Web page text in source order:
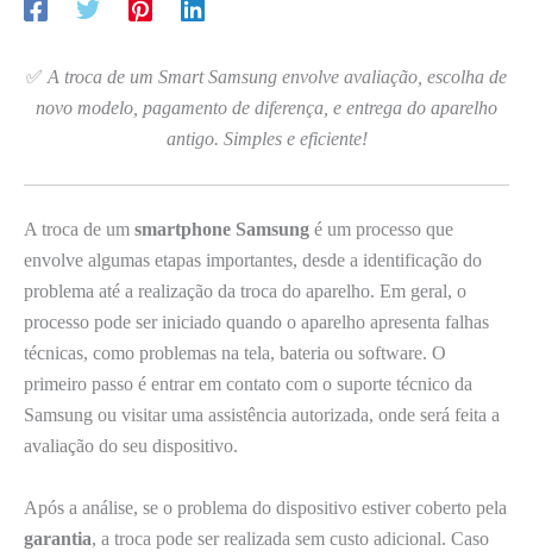
✅ A troca de um Smart Samsung envolve avaliação, escolha de
novo modelo, pagamento de diferença, e entrega do aparelho
antigo. Simples e eficiente!
A troca de um smartphone Samsung é um processo que
envolve algumas etapas importantes, desde a identificação do
problema até a realização da troca do aparelho. Em geral, o
processo pode ser iniciado quando o aparelho apresenta falhas
técnicas, como problemas na tela, bateria ou software. O
primeiro passo é entrar em contato com o suporte técnico da
Samsung ou visitar uma assistência autorizada, onde será feita a
avaliação do seu dispositivo.
Após a análise, se o problema do dispositivo estiver coberto pela
garantia, a troca pode ser realizada sem custo adicional. Caso